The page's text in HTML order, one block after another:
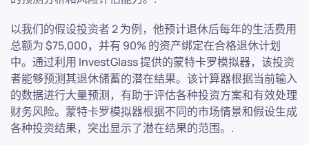
以我们的假设投资者 2 为例，他预计退休后每年的生活费用
总额为 $75,000，并有 90% 的资产绑定在合格退休计划
中。通过利用 InvestGlass 提供的蒙特卡罗模拟器，该投资
者能够预测其退休储蓄的潜在结果。该计算器根据当前输入
的数据进行大量预测，有助于评估各种投资方案和有效处理
财务风险。蒙特卡罗模拟器根据不同的市场情景和假设生成
各种投资结果，突出显示了潜在结果的范围。.